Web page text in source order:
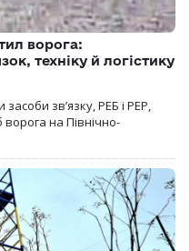
ворога:
техніку й логістику
зв’язку, РЕБ і РЕР,
ворога на Північно-